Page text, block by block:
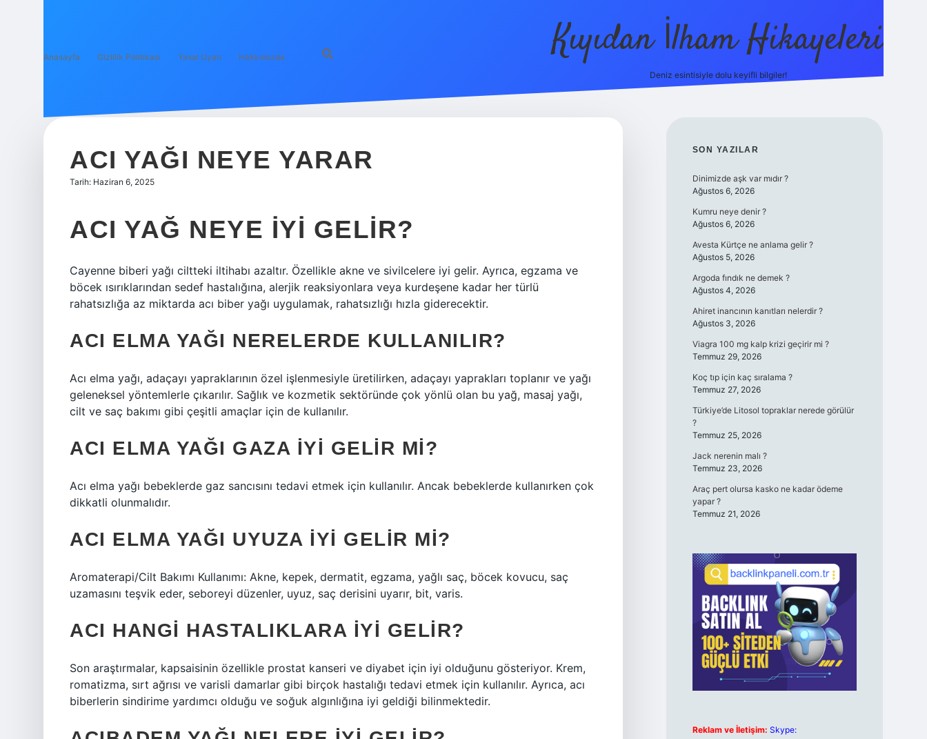
Anasayfa Gizlilik Politikası Yasal Uyarı Hakkımızda Kıyıdan İlham Hikayeleri
Deniz esintisiyle dolu keyifli bilgiler!
ACI YAĞI NEYE YARAR
Tarih: Haziran 6, 2025
ACI YAĞ NEYE IYI GELIR?
Cayenne biberi yağı ciltteki iltihabı azaltır. Özellikle akne ve sivilcelere iyi gelir. Ayrıca, egzama ve
böcek ısırıklarından sedef hastalığına, alerjik reaksiyonlara veya kurdeşene kadar her türlü
rahatsızlığa az miktarda acı biber yağı uygulamak, rahatsızlığı hızla giderecektir.
ACI ELMA YAĞI NERELERDE KULLANILIR?
Acı elma yağı, adaçayı yapraklarının özel işlenmesiyle üretilirken, adaçayı yaprakları toplanır ve yağı
geleneksel yöntemlerle çıkarılır. Sağlık ve kozmetik sektöründe çok yönlü olan bu yağ, masaj yağı,
cilt ve saç bakımı gibi çeşitli amaçlar için de kullanılır.
ACI ELMA YAĞI GAZA IYI GELIR MI?
Acı elma yağı bebeklerde gaz sancısını tedavi etmek için kullanılır. Ancak bebeklerde kullanırken çok
dikkatli olunmalıdır.
ACI ELMA YAĞI UYUZA IYI GELIR MI?
Aromaterapi/Cilt Bakımı Kullanımı: Akne, kepek, dermatit, egzama, yağlı saç, böcek kovucu, saç
uzamasını teşvik eder, seboreyi düzenler, uyuz, saç derisini uyarır, bit, varis.
ACI HANGI HASTALIKLARA IYI GELIR?
Son araştırmalar, kapsaisinin özellikle prostat kanseri ve diyabet için iyi olduğunu gösteriyor. Krem,
romatizma, sırt ağrısı ve varisli damarlar gibi birçok hastalığı tedavi etmek için kullanılır. Ayrıca, acı
biberlerin sindirime yardımcı olduğu ve soğuk algınlığına iyi geldiği bilinmektedir.
SIDEBAR
SON YAZILAR
Dinimizde aşk var mıdır ?
Ağustos 6, 2026
Kumru neye denir ?
Ağustos 6, 2026
Avesta Kürtçe ne anlama gelir ?
Ağustos 5, 2026
Argoda fındık ne demek ?
Ağustos 4, 2026
Ahiret inancının kanıtları nelerdir ?
Ağustos 3, 2026
Viagra 100 mg kalp krizi geçirir mi ?
Temmuz 29, 2026
Koç tıp için kaç sıralama ?
Temmuz 27, 2026
Türkiye’de Litosol topraklar nerede görülür
?
Temmuz 25, 2026
Jack nerenin malı ?
Temmuz 23, 2026
Araç pert olursa kasko ne kadar ödeme
yapar ?
Temmuz 21, 2026
Reklam ve İletişim: Skype: